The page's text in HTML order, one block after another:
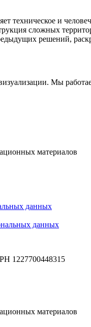
техническое и
сложных
решений,
Мы
материалов
данных
данных
1227700448315
материалов